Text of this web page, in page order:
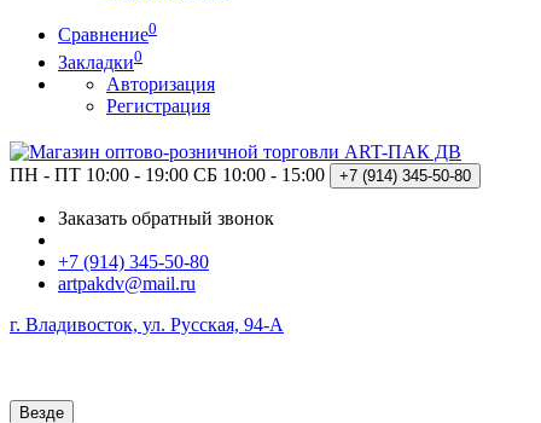
Сравнение0
Закладки0
Авторизация
Регистрация
ПН - ПТ 10:00 - 19:00 СБ 10:00 - 15:00 +7 (914) 345-50-80
Заказать обратный звонок
+7 (914) 345-50-80
artpakdv@mail.ru
г. Владивосток, ул. Русская, 94-А
Везде